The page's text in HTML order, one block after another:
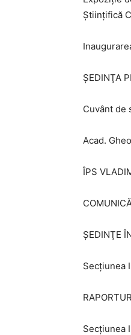
Ştiinţifică
ŞEDINŢA
Cuvânt de
Acad.
ÎPS
ŞEDINŢE
Secţiunea I
Secţiunea